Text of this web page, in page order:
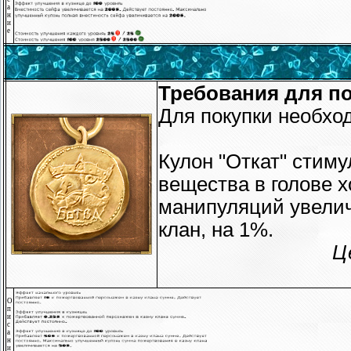
а
н
и
е
Требования для
Для покупки
Кулон "Откат"
вещества в голове
манипуляций
клан, на 1%.
О
п
и
с
а
н
и